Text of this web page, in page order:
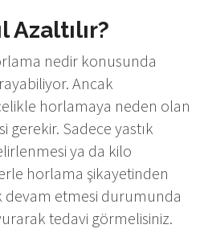
Azaltılır?
nedir konusunda
Ancak
horlamaya neden olan
gerekir. Sadece yastık
ya da kilo
horlama şikayetinden
devam etmesi durumunda
tedavi görmelisiniz.